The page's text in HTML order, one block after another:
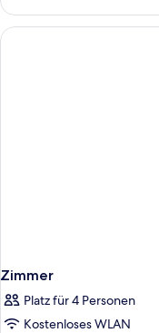
Suite,
Nichtraucher,
Balkon
Zimmer
Platz für 4 Personen
Kostenloses WLAN